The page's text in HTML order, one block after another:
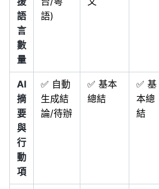
語
言
數
量
語)
AI
摘
要
與
行
動
項
✅ 自動
生成結
論/待辦
✅ 基本
總結
✅ 基
本總
結